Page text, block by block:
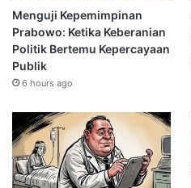
Menguji Kepemimpinan
Prabowo: Ketika Keberanian
Politik Bertemu Kepercayaan
Publik
6 hours ago